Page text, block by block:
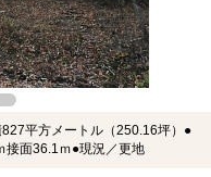
平方メートル（250.16坪）●
面36.1ｍ●現況／更地